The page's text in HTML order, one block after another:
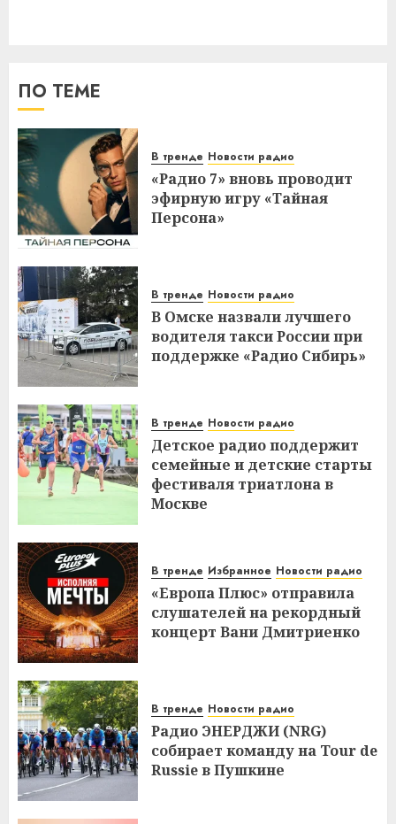
ПО ТЕМЕ
В тренде Новости радио
«Радио 7» вновь проводит
эфирную игру «Тайная
Персона»
В тренде Новости радио
В Омске назвали лучшего
водителя такси России при
поддержке «Радио Сибирь»
В тренде Новости радио
Детское радио поддержит
семейные и детские старты
фестиваля триатлона в
Москве
В тренде Избранное Новости радио
«Европа Плюс» отправила
слушателей на рекордный
концерт Вани Дмитриенко
В тренде Новости радио
Радио ЭНЕРДЖИ (NRG)
собирает команду на Tour de
Russie в Пушкине